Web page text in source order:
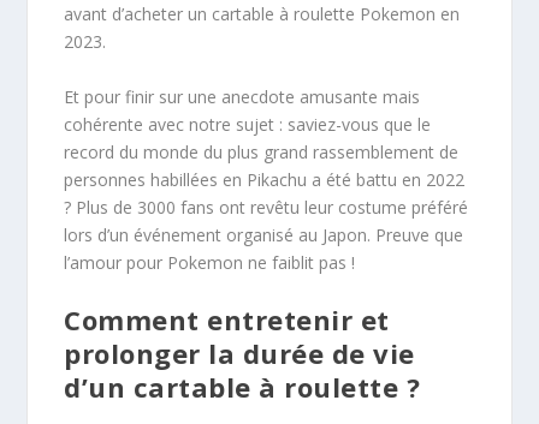
avant d’acheter un cartable à roulette Pokemon en
2023.
Et pour finir sur une anecdote amusante mais
cohérente avec notre sujet : saviez-vous que le
record du monde du plus grand rassemblement de
personnes habillées en Pikachu a été battu en 2022
? Plus de 3000 fans ont revêtu leur costume préféré
lors d’un événement organisé au Japon. Preuve que
l’amour pour Pokemon ne faiblit pas !
Comment entretenir et
prolonger la durée de vie
d’un cartable à roulette ?